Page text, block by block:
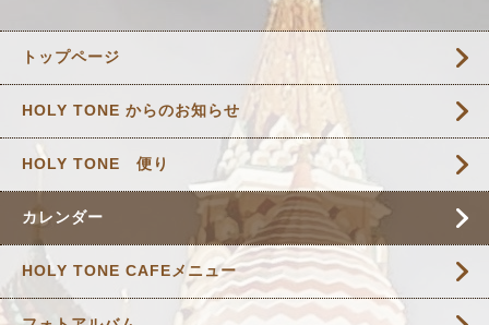
トップページ
HOLY TONE からのお知らせ
HOLY TONE 便り
カレンダー
HOLY TONE CAFEメニュー